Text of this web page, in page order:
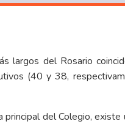
largos del Rosario
(40 y 38,
del Colegio,